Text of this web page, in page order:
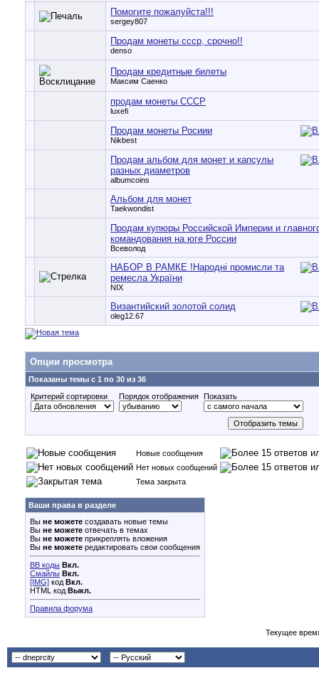
Помогите пожалуйста!!!
sergey807
Продам монеты ссср, срочно!!
denso
Продам кредитные билеты
Максим Саенко
продам монеты СССР
luxefi
Продам монеты Росиии
Nikbest
Продам альбом для монет и капсулы
разных диаметров
albumcoins
Альбом для монет
Taekwondist
Продам купюры Российской Империи и
командования на юге России
Всеволод
НАБОР В РАМКЕ !Народні промисли та
ремесла України
NIX
Византийский золотой солид
oleg12.67
Опции просмотра
Показаны темы с 1 по 30 из 36
Критерий сортировки
Порядок отображения Показать
Новые сообщения
Нет новых сообщений
Тема закрыта
Ваши права в разделе
Вы не можете создавать новые темы
Вы не можете отвечать в темах
Вы не можете прикреплять вложения
Вы не можете редактировать свои сообщения
BB коды Вкл.
Смайлы Вкл.
[IMG] код Вкл.
HTML код Выкл.
Правила форума
Текущее